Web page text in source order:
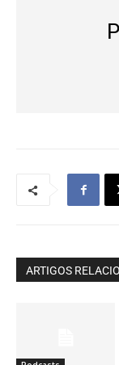
ARTIGOS